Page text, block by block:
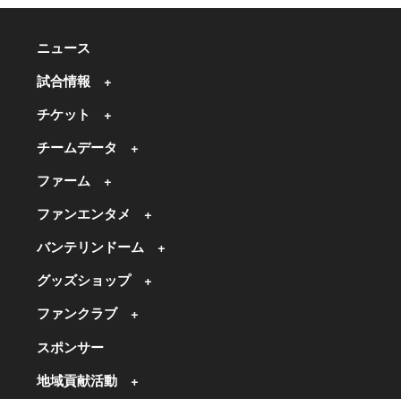
ニュース
試合情報
チケット
チームデータ
ファーム
ファンエンタメ
バンテリンドーム
グッズショップ
ファンクラブ
スポンサー
地域貢献活動